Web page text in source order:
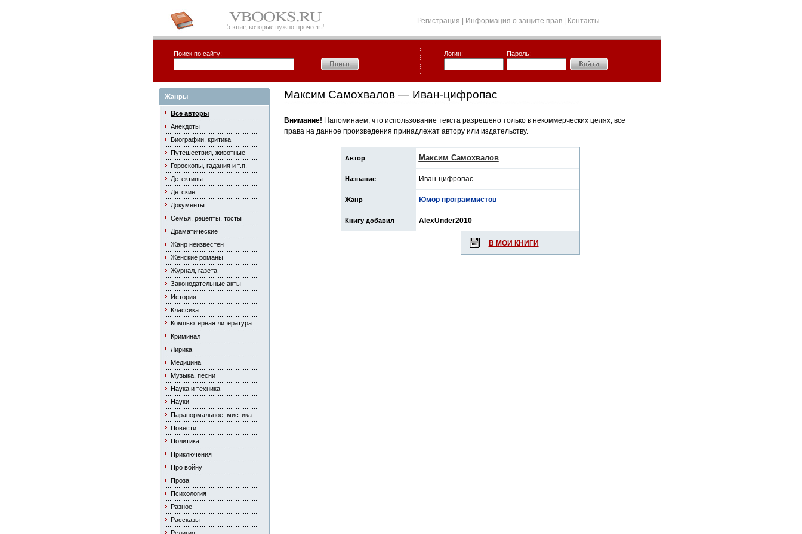
5 книг, которые нужно прочесть!
Регистрация Информация о защите прав Контакты
Поиск по сайту: Логин: Пароль:
Жанры
Все авторы
Анекдоты
Биографии, критика
Путешествия, животные
Гороскопы, гадания и т.п.
Детективы
Детские
Документы
Семья, рецепты, тосты
Драматические
Жанр неизвестен
Женские романы
Журнал, газета
Законодательные акты
История
Классика
Компьютерная литература
Криминал
Лирика
Медицина
Музыка, песни
Наука и техника
Науки
Паранормальное, мистика
Повести
Политика
Приключения
Про войну
Проза
Психология
Разное
Рассказы
Максим Самохвалов — Иван-цифропас
Внимание! Напоминаем, что использование текста разрешено только в некоммерческих целях, все
права на данное произведения принадлежат автору или издательству.
Автор Максим Самохвалов
Название Иван-цифропас
Жанр Юмор программистов
Книгу добавил AlexUnder2010
В МОИ КНИГИ